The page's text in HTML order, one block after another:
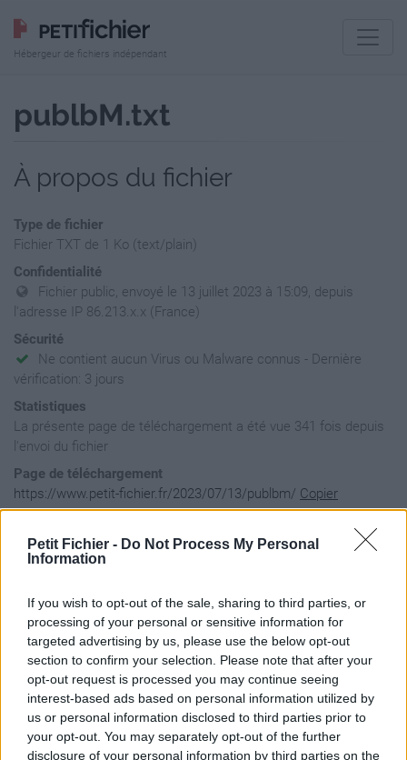
Petit Fichier - Do Not Process My Personal
Information
If you wish to opt-out of the sale, sharing to third parties, or
processing of your personal or sensitive information for
targeted advertising by us, please use the below opt-out
section to confirm your selection. Please note that after your
opt-out request is processed you may continue seeing
interest-based ads based on personal information utilized by
us or personal information disclosed to third parties prior to
your opt-out. You may separately opt-out of the further
disclosure of your personal information by third parties on the
Hébergeur de fichiers indépendant
publbM.txt
À propos du fichier
Type de fichier
Fichier TXT de 1 Ko (text/plain)
Confidentialité
Fichier public, envoyé le 13 juillet 2023 à 15:09, depuis
l'adresse IP 86.213.x.x (France)
Sécurité
Ne contient aucun Virus ou Malware connus - Dernière
vérification: 3 jours
Statistiques
La présente page de téléchargement a été vue 341 fois depuis
l'envoi du fichier
Page de téléchargement
https://www.petit-fichier.fr/2023/07/13/publbm/ Copier
Aperçu du fichier